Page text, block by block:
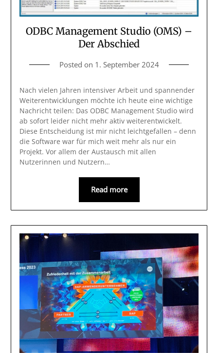
ODBC Management Studio (OMS) –
Der Abschied
Posted on 1. September 2024
Nach vielen Jahren intensiver Arbeit und spannender
Weiterentwicklungen möchte ich heute eine wichtige
Nachricht teilen: Das ODBC Management Studio wird
ab sofort leider nicht mehr aktiv weiterentwickelt.
Diese Entscheidung ist mir nicht leichtgefallen – denn
die Software war für mich weit mehr als nur ein
Projekt. Vor allem der Austausch mit allen
Nutzerinnen und Nutzern…
Read more